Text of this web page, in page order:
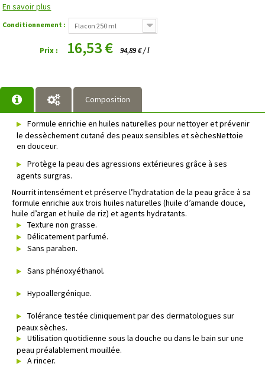
En savoir plus
Conditionnement : Flacon 250 ml
Prix : 16,53 € 94,89 € / l
Composition
Formule enrichie en huiles naturelles pour nettoyer et prévenir
le dessèchement cutané des peaux sensibles et sèchesNettoie
en douceur.
Protège la peau des agressions extérieures grâce à ses
agents surgras.
Nourrit intensément et préserve l’hydratation de la peau grâce à sa
formule enrichie aux trois huiles naturelles (huile d’amande douce,
huile d’argan et huile de riz) et agents hydratants.
Texture non grasse.
Délicatement parfumé.
Sans paraben.
Sans phénoxyéthanol.
Hypoallergénique.
Tolérance testée cliniquement par des dermatologues sur
peaux sèches.
Utilisation quotidienne sous la douche ou dans le bain sur une
peau préalablement mouillée.
A rincer.